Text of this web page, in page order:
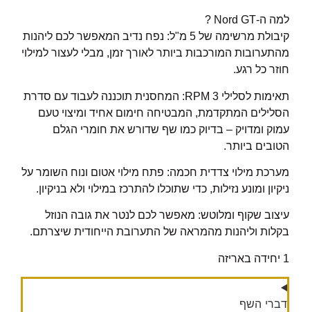
למה ה-Nord GT ?
קיבולת מרשימה של 5 מ"ל: נפח נדיב המאפשר לכם ליהנות
מהתערובות המורכבות ביותר לאורך זמן, מבלי לעצור למילוי
חוזר כל רגע.
תאימות לסלילי RPM 3: המחסנית תוכננה לעבוד עם סדרת
הסלילים המתקדמת, המבטיחה חימום אחיד ומיצוי טעם
עמוק ומדויק – בדיוק כמו שף שדורש את חומרי הגלם
הטובים ביותר.
מערכת מילוי צדדית חכמה: פתח מילוי אטום ונוח השומר על
ניקיון ומונע נזילות, כדי שתוכלו להתרכז במילוי ולא בניקיון.
עיצוב שקוף ומלוטש: מאפשר לכם לנטר את גובה הנוזל
בקלות וליהנות מהמראה של התערובת הייחודית שיצרתם.
1 יחידה באריזה
דברי השף